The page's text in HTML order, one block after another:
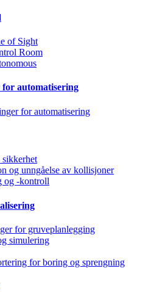
of Sight
Room
automatisering
for automatisering
sikkerhet
og unngåelse av kollisjoner
og -kontroll
for gruveplanlegging
simulering
for boring og sprengning